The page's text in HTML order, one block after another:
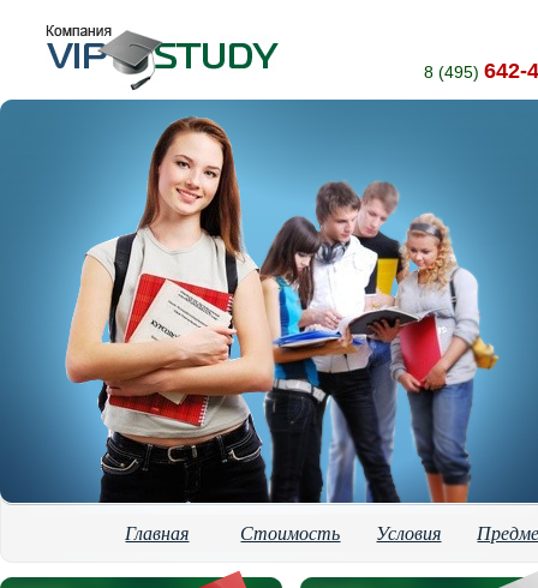
8 (495) 642-
Главная Стоимость Условия